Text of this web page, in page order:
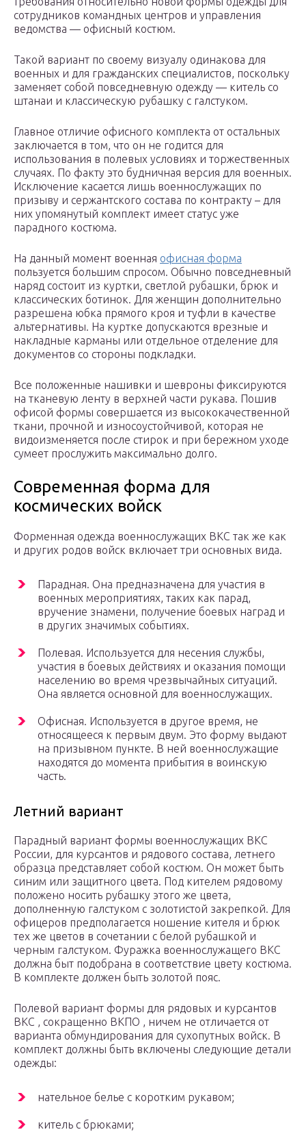
сотрудников командных центров и управления
ведомства — офисный костюм.
Такой вариант по своему визуалу одинакова для
военных и для гражданских специалистов, поскольку
заменяет собой повседневную одежду — китель со
штанаи и классическую рубашку с галстуком.
Главное отличие офисного комплекта от остальных
заключается в том, что он не годится для
использования в полевых условиях и торжественных
случаях. По факту это будничная версия для военных.
Исключение касается лишь военнослужащих по
призыву и сержантского состава по контракту – для
них упомянутый комплект имеет статус уже
парадного костюма.
На данный момент военная офисная форма
пользуется большим спросом. Обычно повседневный
наряд состоит из куртки, светлой рубашки, брюк и
классических ботинок. Для женщин дополнительно
разрешена юбка прямого кроя и туфли в качестве
альтернативы. На куртке допускаются врезные и
накладные карманы или отдельное отделение для
документов со стороны подкладки.
Все положенные нашивки и шевроны фиксируются
на тканевую ленту в верхней части рукава. Пошив
офисой формы совершается из высококачественной
ткани, прочной и износоустойчивой, которая не
видоизменяется после стирок и при бережном уходе
сумеет прослужить максимально долго.
Современная форма для
космических войск
Форменная одежда военнослужащих ВКС так же как
и других родов войск включает три основных вида.
Парадная. Она предназначена для участия в
военных мероприятиях, таких как парад,
вручение знамени, получение боевых наград и
в других значимых событиях.
Полевая. Используется для несения службы,
участия в боевых действиях и оказания помощи
населению во время чрезвычайных ситуаций.
Она является основной для военнослужащих.
Офисная. Используется в другое время, не
относящееся к первым двум. Это форму выдают
на призывном пункте. В ней военнослужащие
находятся до момента прибытия в воинскую
часть.
Летний вариант
Парадный вариант формы военнослужащих ВКС
России, для курсантов и рядового состава, летнего
образца представляет собой костюм. Он может быть
синим или защитного цвета. Под кителем рядовому
положено носить рубашку этого же цвета,
дополненную галстуком с золотистой закрепкой. Для
офицеров предполагается ношение кителя и брюк
тех же цветов в сочетании с белой рубашкой и
черным галстуком. Фуражка военнослужащего ВКС
должна быт подобрана в соответствие цвету костюма.
В комплекте должен быть золотой пояс.
Полевой вариант формы для рядовых и курсантов
ВКС , сокращенно ВКПО , ничем не отличается от
варианта обмундирования для сухопутных войск. В
комплект должны быть включены следующие детали
одежды:
нательное белье с коротким рукавом;
китель с брюками;